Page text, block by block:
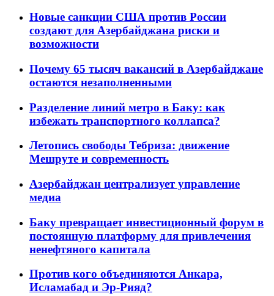
Новые санкции США против России
создают для Азербайджана риски и
возможности
Почему 65 тысяч вакансий в Азербайджане
остаются незаполненными
Разделение линий метро в Баку: как
избежать транспортного коллапса?
Летопись свободы Тебриза: движение
Мешруте и современность
Азербайджан централизует управление
медиа
Баку превращает инвестиционный форум в
постоянную платформу для привлечения
ненефтяного капитала
Против кого объединяются Анкара,
Исламабад и Эр-Рияд?